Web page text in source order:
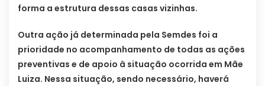
forma a estrutura dessas casas vizinhas.
Outra ação já determinada pela Semdes foi a
prioridade no acompanhamento de todas as ações
preventivas e de apoio â situação ocorrida em Mãe
Luiza. Nessa situação, sendo necessário, haverá